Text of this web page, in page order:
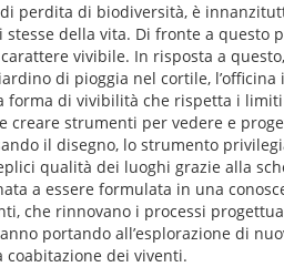
perdita di biodiversità, è
della vita. Di fronte a questo
vivibile. In risposta a
di pioggia nel cortile,
di vivibilità che rispetta i
creare strumenti per vedere e
il disegno, lo strumento
qualità dei luoghi grazie alla
a essere formulata in una
che rinnovano i processi
portando all’esplorazione di
coabitazione dei viventi.